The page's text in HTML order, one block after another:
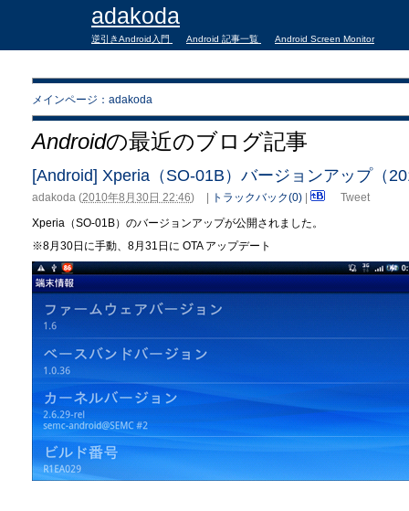
adakoda
逆引きAndroid入門 Android 記事一覧 Android Screen Monitor
メインページ：adakoda
Androidの最近のブログ記事
[Android] Xperia（SO-01B）バージョンアップ（
adakoda (2010年8月30日 22:46) トラックバック(0)
Tweet
Xperia（SO-01B）のバージョンアップが公開されました。
※8月30日に手動、8月31日に OTA アップデート